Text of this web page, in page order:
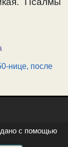
нице, после
с помощью